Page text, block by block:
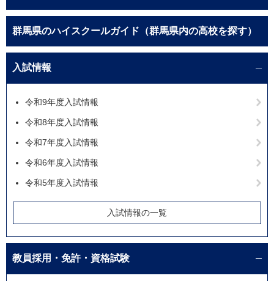
群馬県のハイスクールガイド（群馬県内の高校を探す）
入試情報
令和9年度入試情報
令和8年度入試情報
令和7年度入試情報
令和6年度入試情報
令和5年度入試情報
入試情報の一覧
教員採用・免許・資格試験